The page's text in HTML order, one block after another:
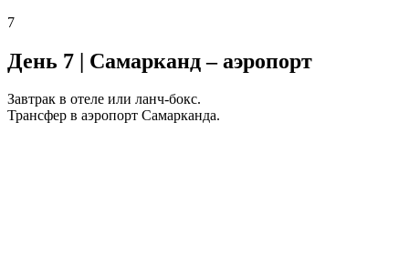
7
День 7 | Самарканд – аэропорт
Завтрак в отеле или ланч-бокс.
Трансфер в аэропорт Самарканда.